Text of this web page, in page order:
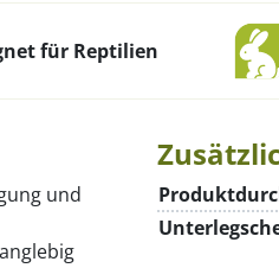
für Reptilien
und